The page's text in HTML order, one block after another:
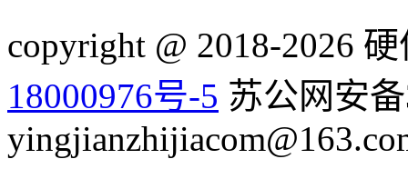
copyright @ 2018-2026
18000976号-5 苏公网安